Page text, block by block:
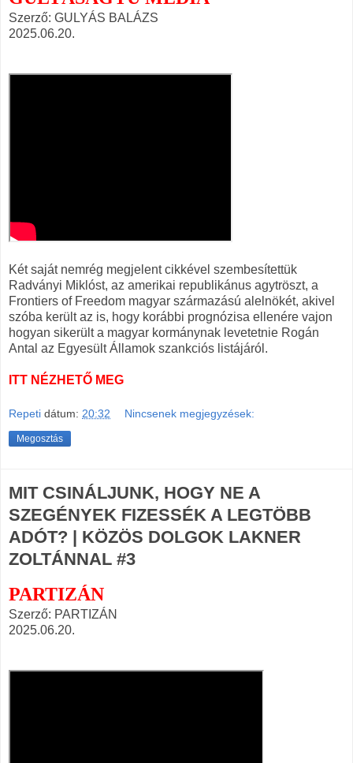
Szerző: GULYÁS BALÁZS
2025.06.20.
Két saját nemrég megjelent cikkével szembesítettük
Radványi Miklóst, az amerikai republikánus agytröszt, a
Frontiers of Freedom magyar származású alelnökét, akivel
szóba került az is, hogy korábbi prognózisa ellenére vajon
hogyan sikerült a magyar kormánynak levetetnie Rogán
Antal az Egyesült Államok szankciós listájáról.
ITT NÉZHETŐ MEG
Repeti dátum: 20:32 Nincsenek megjegyzések:
Megosztás
MIT CSINÁLJUNK, HOGY NE A
SZEGÉNYEK FIZESSÉK A LEGTÖBB
ADÓT? | KÖZÖS DOLGOK LAKNER
ZOLTÁNNAL #3
PARTIZÁN
Szerző: PARTIZÁN
2025.06.20.